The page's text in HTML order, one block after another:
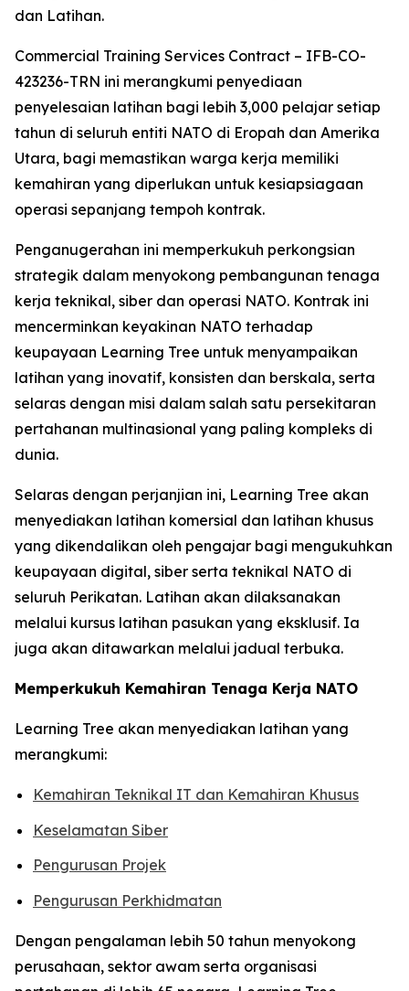
dan Latihan.
Commercial Training Services Contract – IFB-CO-
423236-TRN ini merangkumi penyediaan
penyelesaian latihan bagi lebih 3,000 pelajar setiap
tahun di seluruh entiti NATO di Eropah dan Amerika
Utara, bagi memastikan warga kerja memiliki
kemahiran yang diperlukan untuk kesiapsiagaan
operasi sepanjang tempoh kontrak.
Penganugerahan ini memperkukuh perkongsian
strategik dalam menyokong pembangunan tenaga
kerja teknikal, siber dan operasi NATO. Kontrak ini
mencerminkan keyakinan NATO terhadap
keupayaan Learning Tree untuk menyampaikan
latihan yang inovatif, konsisten dan berskala, serta
selaras dengan misi dalam salah satu persekitaran
pertahanan multinasional yang paling kompleks di
dunia.
Selaras dengan perjanjian ini, Learning Tree akan
menyediakan latihan komersial dan latihan khusus
yang dikendalikan oleh pengajar bagi mengukuhkan
keupayaan digital, siber serta teknikal NATO di
seluruh Perikatan. Latihan akan dilaksanakan
melalui kursus latihan pasukan yang eksklusif. Ia
juga akan ditawarkan melalui jadual terbuka.
Memperkukuh Kemahiran Tenaga Kerja NATO
Learning Tree akan menyediakan latihan yang
merangkumi:
Kemahiran Teknikal IT dan Kemahiran Khusus
Keselamatan Siber
Pengurusan Projek
Pengurusan Perkhidmatan
Dengan pengalaman lebih 50 tahun menyokong
perusahaan, sektor awam serta organisasi